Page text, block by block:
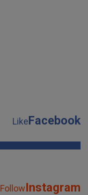
LikeFacebook
FollowInstagram